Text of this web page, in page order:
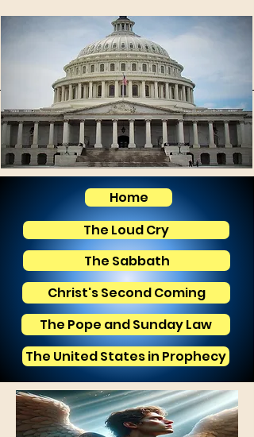
Home
The Loud Cry
The Sabbath
Christ's Second Coming
The Pope and Sunday Law
The United States in Prophecy